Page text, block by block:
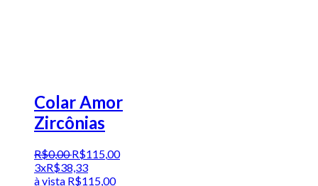
Colar Amor
Zircônias
R$0,00 R$115,00
3xR$38,33
à vista R$115,00